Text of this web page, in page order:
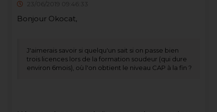
23/06/2019 09:46:33
Bonjour Okocat,
J'aimerais savoir si quelqu'un sait si on passe bien
trois licences lors de la formation soudeur (qui dure
environ 6mois), où l'on obtient le niveau CAP à la fin ?